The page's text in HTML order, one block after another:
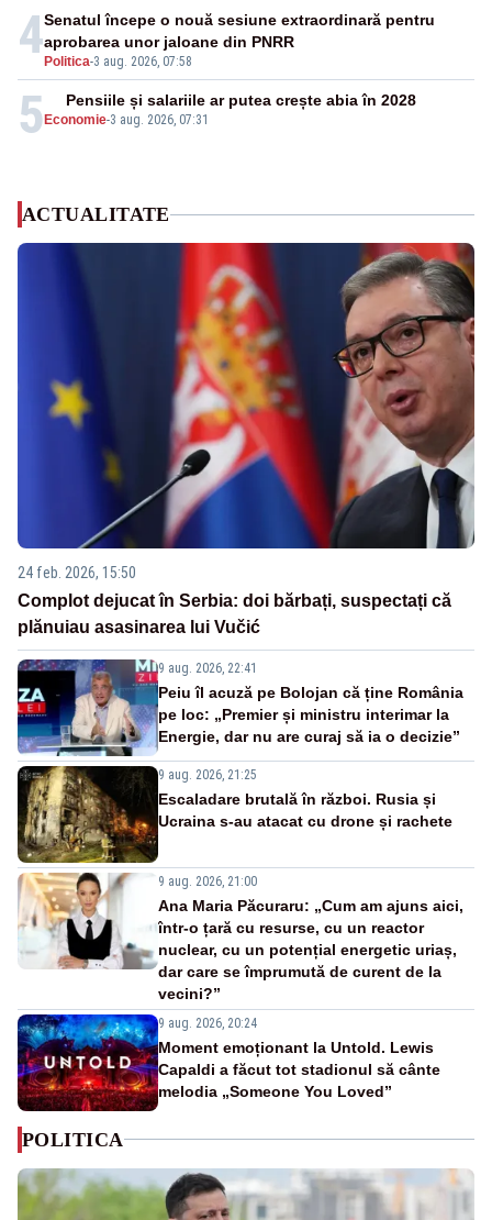
4 Politica-3 aug. 2026, 07:58
Senatul începe o nouă sesiune extraordinară pentru
aprobarea unor jaloane din PNRR
5 Economie-3 aug. 2026, 07:31
Pensiile și salariile ar putea crește abia în 2028
ACTUALITATE
24 feb. 2026, 15:50
Complot dejucat în Serbia: doi bărbați, suspectați că
plănuiau asasinarea lui Vučić
9 aug. 2026, 22:41
Peiu îl acuză pe Bolojan că ține România
pe loc: „Premier și ministru interimar la
Energie, dar nu are curaj să ia o decizie”
9 aug. 2026, 21:25
Escaladare brutală în război. Rusia și
Ucraina s-au atacat cu drone și rachete
9 aug. 2026, 21:00
Ana Maria Păcuraru: „Cum am ajuns aici,
într-o țară cu resurse, cu un reactor
nuclear, cu un potențial energetic uriaș,
dar care se împrumută de curent de la
vecini?”
9 aug. 2026, 20:24
Moment emoționant la Untold. Lewis
Capaldi a făcut tot stadionul să cânte
melodia „Someone You Loved”
POLITICA